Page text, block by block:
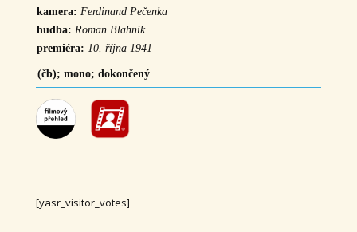
kamera: Ferdinand Pečenka
hudba: Roman Blahník
premiéra: 10. října 1941
(čb); mono; dokončený
[yasr_visitor_votes]